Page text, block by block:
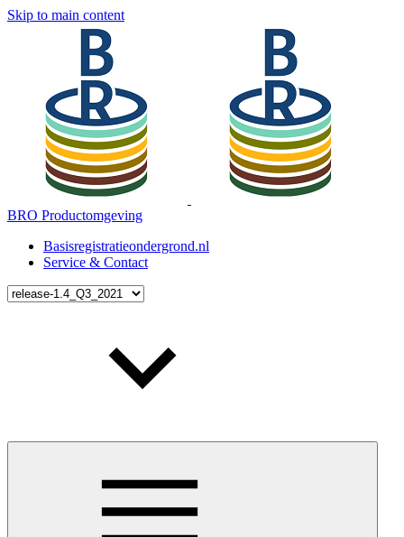
Skip to main content
BRO Productomgeving
Basisregistratieondergrond.nl
Service & Contact